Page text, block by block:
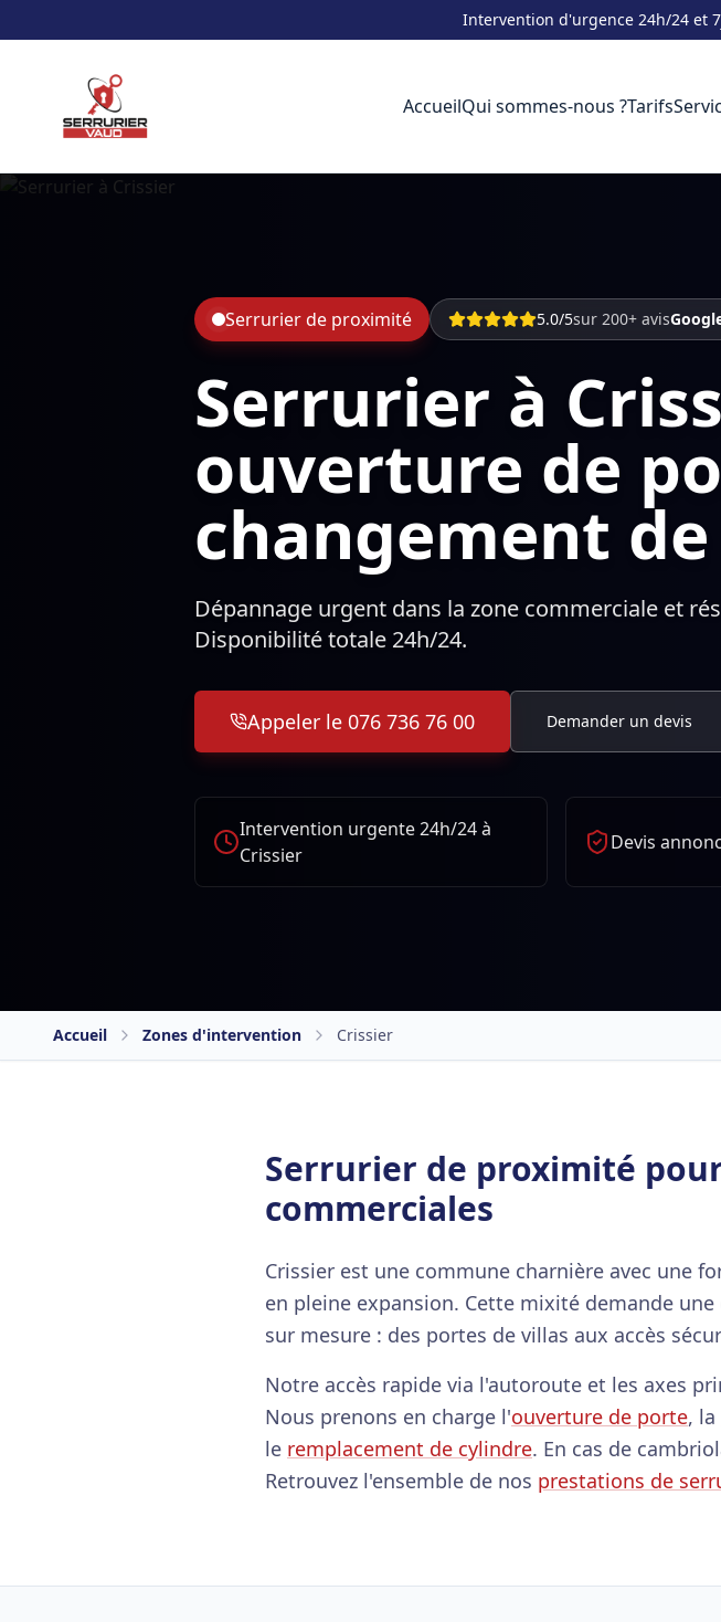
Intervention d'urgence 24h/24 et
AccueilQui sommes-nous ?Tarifs
Serrurier de proximité 5.0/5sur 200+ avis
Serrurier à
ouverture de
changement
Dépannage urgent dans la zone commerciale et
Disponibilité totale 24h/24.
Appeler le 076 736 76 00 Demander un devis
Intervention urgente 24h/24 à
Crissier
Devis
Accueil Zones d'intervention Crissier
Serrurier de proximité
commerciales
Crissier est une commune charnière avec une
en pleine expansion. Cette mixité demande
sur mesure : des portes de villas aux accès
Notre accès rapide via l'autoroute et les axes
Nous prenons en charge l'ouverture de porte, la
le remplacement de cylindre. En cas de
Retrouvez l'ensemble de nos prestations de